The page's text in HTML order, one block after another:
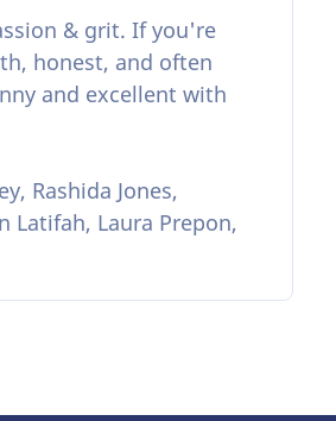
& grit. If you're
honest, and often
and excellent with
Rashida Jones,
Latifah, Laura Prepon,